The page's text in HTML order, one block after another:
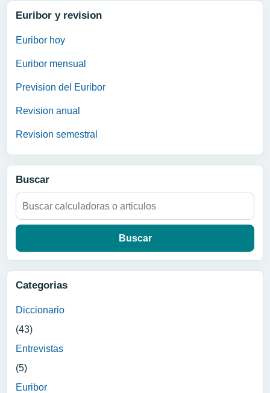
Euribor y revision
Euribor hoy
Euribor mensual
Prevision del Euribor
Revision anual
Revision semestral
Buscar
Buscar:
Categorias
Diccionario
(43)
Entrevistas
(5)
Euribor